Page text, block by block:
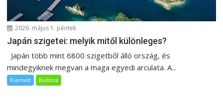
2026. május 1. péntek
Japán szigetei: melyik mitől különleges?
Japán több mint 6800 szigetből álló ország, és
mindegyiknek megvan a maga egyedi arculata. A...
Kiemelt Kultúra